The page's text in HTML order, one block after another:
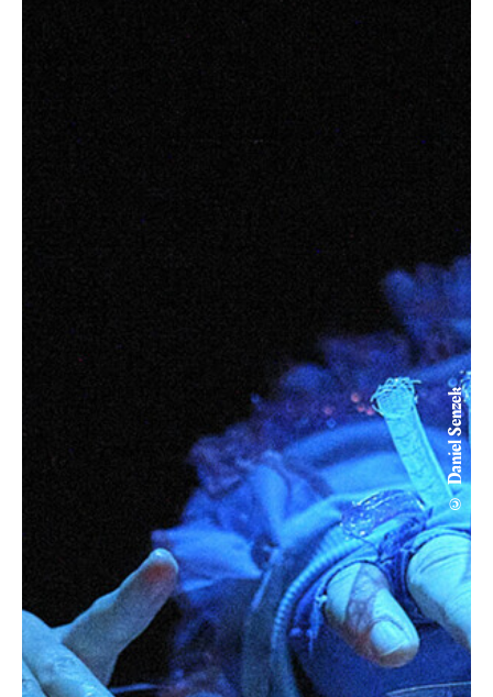
© Daniel Senzek